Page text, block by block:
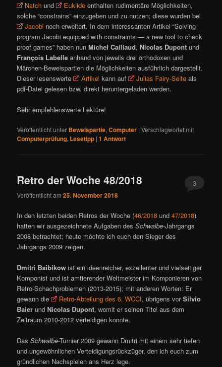
Natch und Euklide enthalten rudimentäre Möglichkeiten,
solche “constrains” einzugeben und zu nutzen; diese wurden bei
Jacobi noch erweitert. In dem interessanten Artikel “Solving
program Jacobi equipped with constraints — a new tool to check
proof games” haben nunMichel Caillaud, Nicolas Dupont und
François Labelle anhand von jeweils drei orthodoxen und
Märchen-Beweispartien die Möglichkeiten ausführlich dargestellt.
Dieser lesenswerte
Artikel kann auf Julias Fairy-Seite als
pdf-Datei gelesen bzw. direkt heruntergeladen werden.
Sehr empfehlenswerte Lektüre!
Veröffentlicht unter Beweispartie,Computer |Verschlagwortet mit
Computerprüfung, Lesetipp |1 Antwort
Retro der Woche 48/2018
Veröffentlicht am25. November 2018
3
In den letzten beiden Retros der Woche (46/2018 und47/2018)
hatten wir ausgezeichnete Aufgaben desSchwalbe-Jahrgangs
2008 betrachtet; heute möchte ich euch den Sieger des
Jahrgangs 2009 zeigen.
Dmitri Baibikow ist ein ideenreicher, exzellenter und vielseitiger
Komponist und ist amtierender Weltmeister im Komponieren von
Retro-Schachproblemen (2013-2015); mit anderen Worten: Er
gewann die
Retro-Abteilung des 6. WCCI, übrigens vorSilvio
Baier und Nicolas Dupont, womit er seinen Titel aus dem
Zeitraum 2010-2012 verteidigen konnte.
DasSchwalbe-Turnier 2009 gewann Dmitri mit einem sehr tiefen
und ungewöhnlichen Verteidigungsrückzüger, den ich euch zum
gründlichen Nachspielen ans Herz lege.